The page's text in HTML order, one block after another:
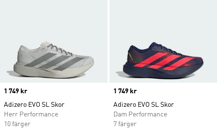
Price
1 749 kr
Adizero EVO SL Skor
Herr Performance
10 färger
Price
1 749 kr
Adizero EVO SL Skor
Dam Performance
7 färger